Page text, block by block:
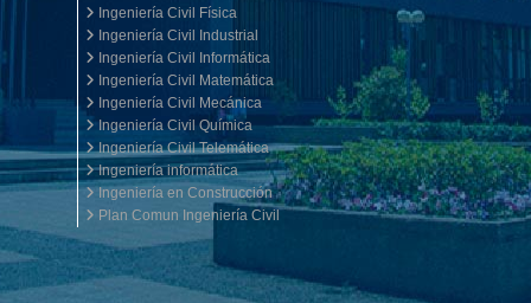
Ingeniería Civil Física
Ingeniería Civil Industrial
Ingeniería Civil Informática
Ingeniería Civil Matemática
Ingeniería Civil Mecánica
Ingeniería Civil Química
Ingeniería Civil Telemática
Ingeniería informática
Ingeniería en Construcción
Plan Comun Ingeniería Civil